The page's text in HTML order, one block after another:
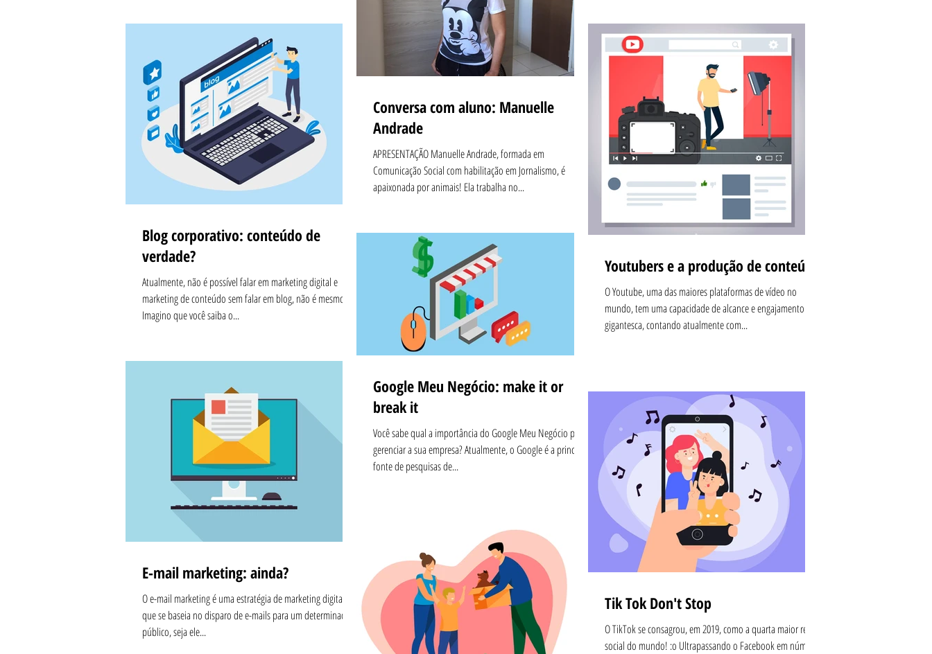
Blog corporativo: conteúdo de
verdade?
Atualmente, não é possível falar em marketing digital e
marketing de conteúdo sem falar em blog, não é mesmo?
Imagino que você saiba o...
Conversa com aluno: Manuelle
Andrade
APRESENTAÇÃO Manuelle Andrade, formada em
Comunicação Social com habilitação em Jornalismo, é
apaixonada por animais! Ela trabalha no...
Youtubers e a produção de conteúdo
O Youtube, uma das maiores plataformas de vídeo no
mundo, tem uma capacidade de alcance e engajamento
gigantesca, contando atualmente com...
E-mail marketing: ainda?
O e-mail marketing é uma estratégia de marketing digital
que se baseia no disparo de e-mails para um determinado
público, seja ele...
Google Meu Negócio: make it or
break it
Você sabe qual a importância do Google Meu Negócio para
gerenciar a sua empresa? Atualmente, o Google é a principal
fonte de pesquisas de...
Tik Tok Don't Stop
O TikTok se consagrou, em 2019, como a quarta maior rede
social do mundo! :o Ultrapassando o Facebook em número